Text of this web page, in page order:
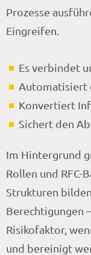
Prozesse
Eingreifen.
Es verbindet
Automatisiert
Konvertiert
Sichert den
Im Hintergrund
Rollen und RFC-
Strukturen
Berechtigungen
Risikofaktor,
und bereinigt